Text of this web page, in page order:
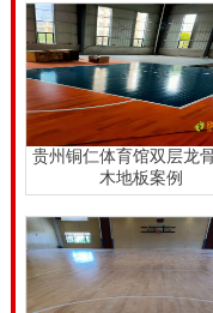
贵州铜仁体育馆双层龙
木地板案例